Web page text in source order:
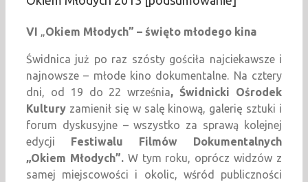
VI „Okiem Młodych” – święto młodego kina
Świdnica już po raz szósty gościła najciekawsze i
najnowsze – młode kino dokumentalne. Na cztery
dni, od 19 do 22 września, Świdnicki Ośrodek
Kultury zamienił się w salę kinową, galerię sztuki i
forum dyskusyjne – wszystko za sprawą kolejnej
edycji Festiwalu Filmów Dokumentalnych
„Okiem Młodych”.W tym roku, oprócz widzów z
samej miejscowości i okolic, wśród publiczności